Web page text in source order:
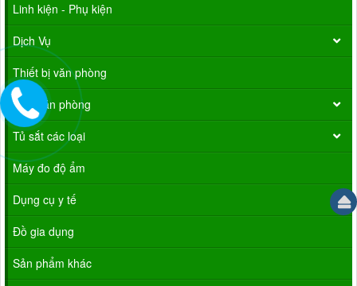
Linh kiện - Phụ kiện
Dịch Vụ
Thiết bị văn phòng
Ghế văn phòng
Tủ sắt các loại
Máy đo độ ẩm
Dụng cụ y tế
Đồ gia dụng
Sản phẩm khác